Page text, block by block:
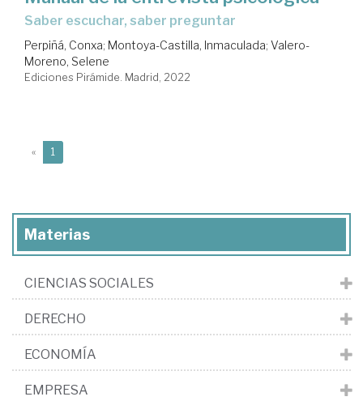
Saber escuchar, saber preguntar
Perpiñá, Conxa; Montoya-Castilla, Inmaculada; Valero-
Moreno, Selene
Ediciones Pirámide. Madrid, 2022
« 1
Materias
CIENCIAS SOCIALES
DERECHO
ECONOMÍA
EMPRESA